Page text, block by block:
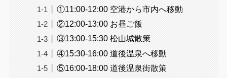
①11:00-12:00 空港から市内へ移動
②12:00-13:00 お昼ご飯
③13:00-15:30 松山城散策
④15:30-16:00 道後温泉へ移動
⑤16:00-18:00 道後温泉街散策